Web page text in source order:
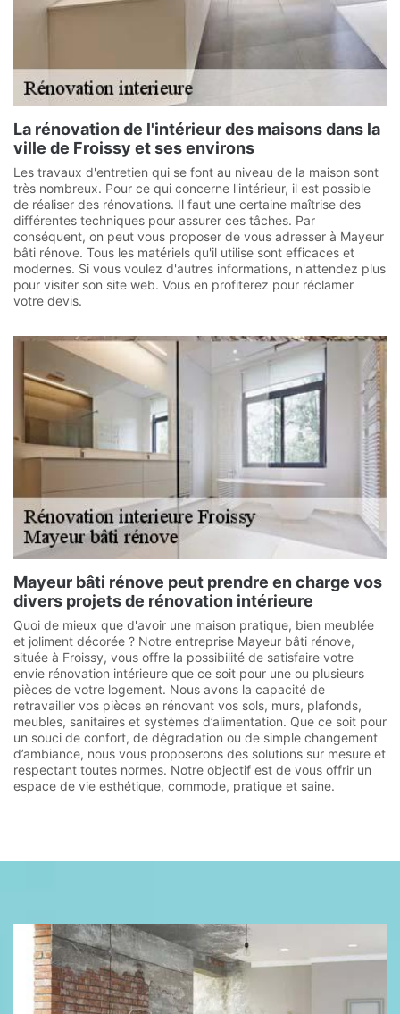
La rénovation de l'intérieur des maisons dans la
ville de Froissy et ses environs
Les travaux d'entretien qui se font au niveau de la maison sont
très nombreux. Pour ce qui concerne l'intérieur, il est possible
de réaliser des rénovations. Il faut une certaine maîtrise des
différentes techniques pour assurer ces tâches. Par
conséquent, on peut vous proposer de vous adresser à Mayeur
bâti rénove. Tous les matériels qu'il utilise sont efficaces et
modernes. Si vous voulez d'autres informations, n'attendez plus
pour visiter son site web. Vous en profiterez pour réclamer
votre devis.
Mayeur bâti rénove peut prendre en charge vos
divers projets de rénovation intérieure
Quoi de mieux que d'avoir une maison pratique, bien meublée
et joliment décorée ? Notre entreprise Mayeur bâti rénove,
située à Froissy, vous offre la possibilité de satisfaire votre
envie rénovation intérieure que ce soit pour une ou plusieurs
pièces de votre logement. Nous avons la capacité de
retravailler vos pièces en rénovant vos sols, murs, plafonds,
meubles, sanitaires et systèmes d’alimentation. Que ce soit pour
un souci de confort, de dégradation ou de simple changement
d’ambiance, nous vous proposerons des solutions sur mesure et
respectant toutes normes. Notre objectif est de vous offrir un
espace de vie esthétique, commode, pratique et saine.